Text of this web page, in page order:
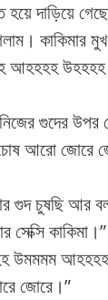
দাড়িয়ে
কাকিমার মুখ
আহহহহ
গুদের
আরো জোরে
গুদ চুষছি আর
কাকিমা।”
উমমমম
জোরে।”